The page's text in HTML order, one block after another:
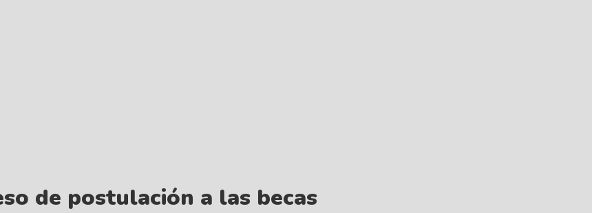
de postulación a las becas